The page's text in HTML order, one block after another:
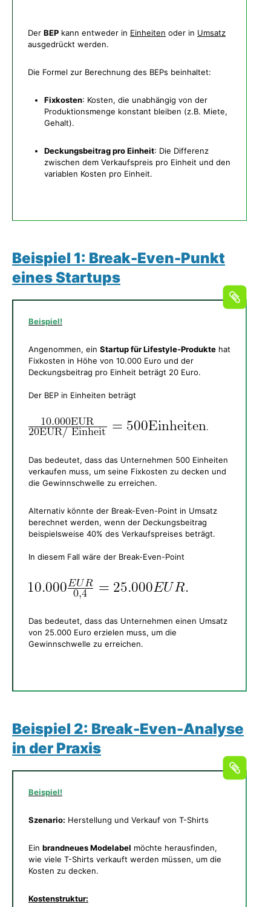
Der BEP kann entweder in Einheiten oder in Umsatz
ausgedrückt werden.
Die Formel zur Berechnung des BEPs beinhaltet:
Fixkosten: Kosten, die unabhängig von der
Produktionsmenge konstant bleiben (z.B. Miete,
Gehalt).
Deckungsbeitrag pro Einheit: Die Differenz
zwischen dem Verkaufspreis pro Einheit und den
variablen Kosten pro Einheit.
Beispiel 1: Break-Even-Punkt
eines Startups
Beispiel!
Angenommen, ein Startup für Lifestyle-Produkte hat
Fixkosten in Höhe von 10.000 Euro und der
Deckungsbeitrag pro Einheit beträgt 20 Euro.
Der BEP in Einheiten beträgt
.
Das bedeutet, dass das Unternehmen 500 Einheiten
verkaufen muss, um seine Fixkosten zu decken und
die Gewinnschwelle zu erreichen.
Alternativ könnte der Break-Even-Point in Umsatz
berechnet werden, wenn der Deckungsbeitrag
beispielsweise 40% des Verkaufspreises beträgt.
In diesem Fall wäre der Break-Even-Point
Das bedeutet, dass das Unternehmen einen Umsatz
von 25.000 Euro erzielen muss, um die
Gewinnschwelle zu erreichen.
Beispiel 2: Break-Even-Analyse
in der Praxis
Beispiel!
Szenario: Herstellung und Verkauf von T-Shirts
Ein brandneues Modelabel möchte herausfinden,
wie viele T-Shirts verkauft werden müssen, um die
Kosten zu decken.
Kostenstruktur: